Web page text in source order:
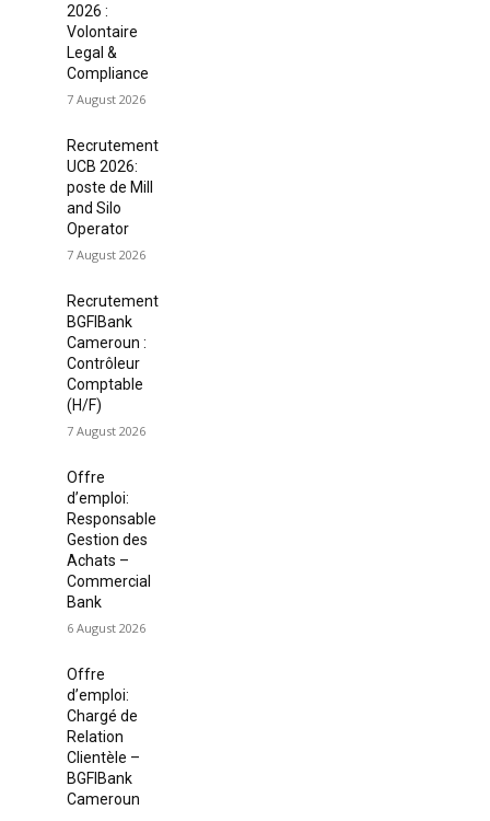
2026 :
Volontaire
Legal &
Compliance
7 August 2026
Recrutement
UCB 2026:
poste de Mill
and Silo
Operator
7 August 2026
Recrutement
BGFIBank
Cameroun :
Contrôleur
Comptable
(H/F)
7 August 2026
Offre
d’emploi:
Responsable
Gestion des
Achats –
Commercial
Bank
6 August 2026
Offre
d’emploi:
Chargé de
Relation
Clientèle –
BGFIBank
Cameroun